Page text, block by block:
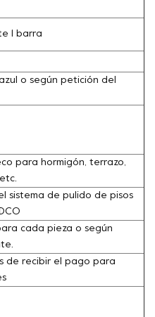
1 barra
o según petición del
para hormigón, terrazo,
sistema de pulido de pisos
cada pieza o según
de recibir el pago para